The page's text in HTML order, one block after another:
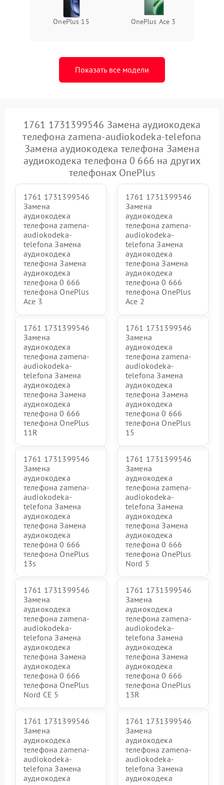
OnePlus 15 OnePlus Ace 3
Показать все модели
1761 1731399546 Замена аудиокодека
телефона zamena-audiokodeka-telefona
Замена аудиокодека телефона Замена
аудиокодека телефона 0 666 на других
телефонах OnePlus
1761 1731399546
Замена
аудиокодека
телефона zamena-
audiokodeka-
telefona Замена
аудиокодека
телефона Замена
аудиокодека
телефона 0 666
телефона OnePlus
Ace 3
1761 1731399546
Замена
аудиокодека
телефона zamena-
audiokodeka-
telefona Замена
аудиокодека
телефона Замена
аудиокодека
телефона 0 666
телефона OnePlus
Ace 2
1761 1731399546
Замена
аудиокодека
телефона zamena-
audiokodeka-
telefona Замена
аудиокодека
телефона Замена
аудиокодека
телефона 0 666
телефона OnePlus
11R
1761 1731399546
Замена
аудиокодека
телефона zamena-
audiokodeka-
telefona Замена
аудиокодека
телефона Замена
аудиокодека
телефона 0 666
телефона OnePlus
15
1761 1731399546
Замена
аудиокодека
телефона zamena-
audiokodeka-
telefona Замена
аудиокодека
телефона Замена
аудиокодека
телефона 0 666
телефона OnePlus
13s
1761 1731399546
Замена
аудиокодека
телефона zamena-
audiokodeka-
telefona Замена
аудиокодека
телефона Замена
аудиокодека
телефона 0 666
телефона OnePlus
Nord 5
1761 1731399546
Замена
аудиокодека
телефона zamena-
audiokodeka-
telefona Замена
аудиокодека
телефона Замена
аудиокодека
телефона 0 666
телефона OnePlus
Nord CE 5
1761 1731399546
Замена
аудиокодека
телефона zamena-
audiokodeka-
telefona Замена
аудиокодека
телефона Замена
аудиокодека
телефона 0 666
телефона OnePlus
13R
1761 1731399546
Замена
аудиокодека
телефона zamena-
audiokodeka-
telefona Замена
аудиокодека
1761 1731399546
Замена
аудиокодека
телефона zamena-
audiokodeka-
telefona Замена
аудиокодека